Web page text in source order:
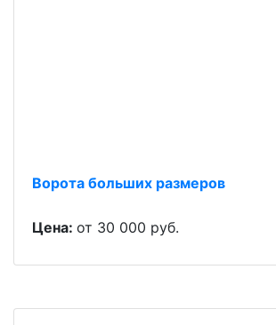
Ворота больших размеров
Цена: от 30 000 руб.